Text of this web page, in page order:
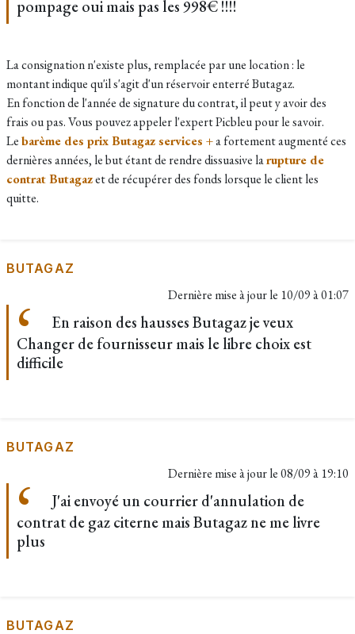
pompage oui mais pas les 998€ !!!!
La consignation n'existe plus, remplacée par une location : le
montant indique qu'il s'agit d'un réservoir enterré Butagaz.
En fonction de l'année de signature du contrat, il peut y avoir des
frais ou pas. Vous pouvez appeler l'expert Picbleu pour le savoir.
Lebarème des prix Butagaz services +a fortement augmenté ces
dernières années, le but étant de rendre dissuasive larupture de
contrat Butagazet de récupérer des fonds lorsque le client les
quitte.
BUTAGAZ
Dernière mise à jour le 10/09 à 01:07
En raison des hausses Butagaz je veux
Changer de fournisseur mais le libre choix est
difficile
BUTAGAZ
Dernière mise à jour le08/09 à 19:10
J'ai envoyé un courrier d'annulation de
contrat de gaz citerne mais Butagaz ne me livre
plus
BUTAGAZ